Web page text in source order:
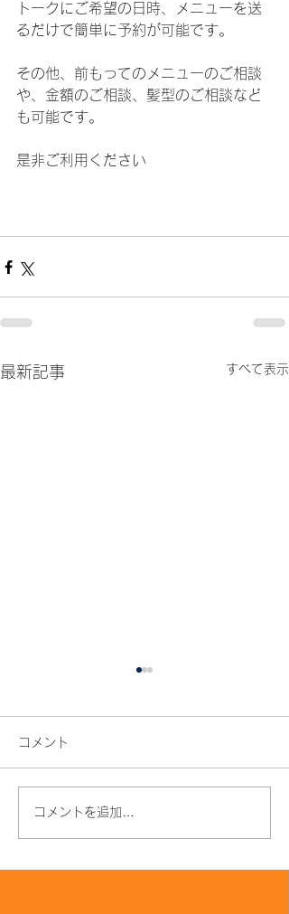
トークにご希望の日時、メニューを送
るだけで簡単に予約が可能です。
その他、前もってのメニューのご相談
や、金額のご相談、髪型のご相談など
も可能です。
是非ご利用ください
最新記事 すべて表示
年齢とともに髪質が変わ
コメント
コメントを追加…